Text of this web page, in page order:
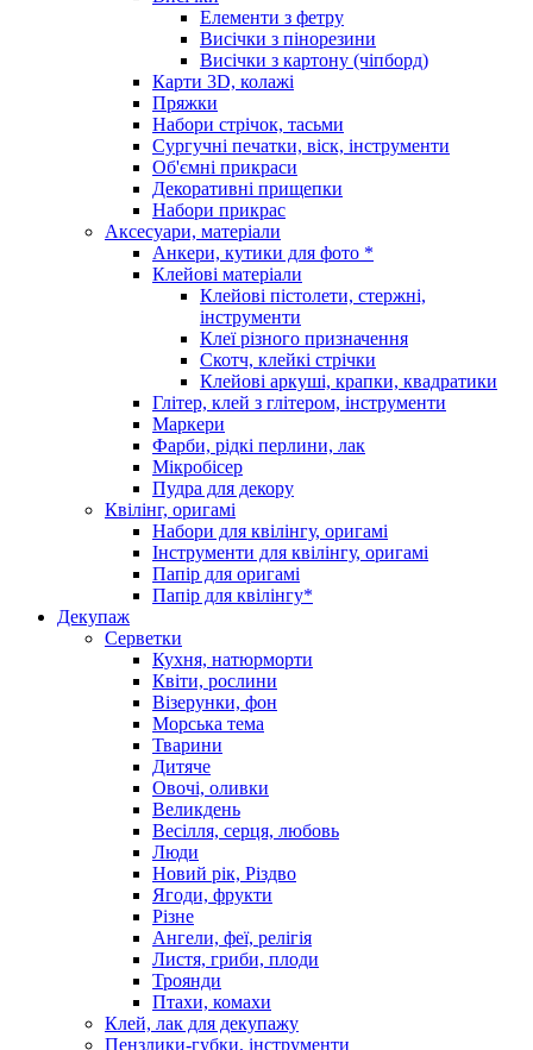
Елементи з фетру
Висічки з пінорезини
Висічки з картону (чіпборд)
Карти 3D, колажі
Пряжки
Набори стрічок, тасьми
Сургучні печатки, віск, інструменти
Об'ємні прикраси
Декоративні прищепки
Набори прикрас
Аксесуари, матеріали
Анкери, кутики для фото *
Клейові матеріали
Клейові пістолети, стержні,
інструменти
Клеї різного призначення
Скотч, клейкі стрічки
Клейові аркуші, крапки, квадратики
Глітер, клей з глітером, інструменти
Маркери
Фарби, рідкі перлини, лак
Мікробісер
Пудра для декору
Квілінг, оригамі
Набори для квілінгу, оригамі
Інструменти для квілінгу, оригамі
Папір для оригамі
Папір для квілінгу*
Декупаж
Серветки
Кухня, натюрморти
Квіти, рослини
Візерунки, фон
Морська тема
Тварини
Дитяче
Овочі, оливки
Великдень
Весілля, серця, любовь
Люди
Новий рік, Різдво
Ягоди, фрукти
Різне
Ангели, феї, релігія
Листя, гриби, плоди
Троянди
Птахи, комахи
Клей, лак для декупажу
Пензлики-губки, інструменти